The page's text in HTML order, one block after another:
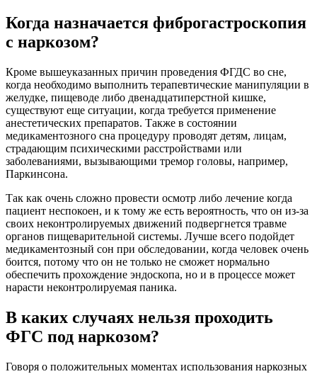
Когда назначается фиброгастроскопия
с наркозом?
Кроме вышеуказанных причин проведения ФГДС во сне,
когда необходимо выполнить терапевтические манипуляции в
желудке, пищеводе либо двенадцатиперстной кишке,
существуют еще ситуации, когда требуется применение
анестетических препаратов. Также в состоянии
медикаментозного сна процедуру проводят детям, лицам,
страдающим психическими расстройствами или
заболеваниями, вызывающими тремор головы, например,
Паркинсона.
Так как очень сложно провести осмотр либо лечение когда
пациент неспокоен, и к тому же есть вероятность, что он из-за
своих неконтролируемых движений подвергнется травме
органов пищеварительной системы. Лучше всего подойдет
медикаментозный сон при обследовании, когда человек очень
боится, потому что он не только не сможет нормально
обеспечить прохождение эндоскопа, но и в процессе может
нарасти неконтролируемая паника.
В каких случаях нельзя проходить
ФГС под наркозом?
Говоря о положительных моментах использования наркозных